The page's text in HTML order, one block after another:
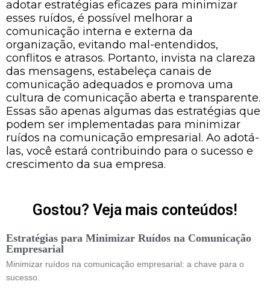
adotar estratégias eficazes para minimizar
esses ruídos, é possível melhorar a
comunicação interna e externa da
organização, evitando mal-entendidos,
conflitos e atrasos. Portanto, invista na clareza
das mensagens, estabeleça canais de
comunicação adequados e promova uma
cultura de comunicação aberta e transparente.
Essas são apenas algumas das estratégias que
podem ser implementadas para minimizar
ruídos na comunicação empresarial. Ao adotá-
las, você estará contribuindo para o sucesso e
crescimento da sua empresa.
Gostou? Veja mais conteúdos!
Estratégias para Minimizar Ruídos na Comunicação
Empresarial
Minimizar ruídos na comunicação empresarial: a chave para o
sucesso.